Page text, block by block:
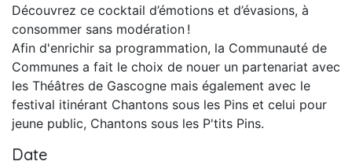
Découvrez ce cocktail d’émotions et d’évasions, à
consommer sans modération !
Afin d'enrichir sa programmation, la Communauté de
Communes a fait le choix de nouer un partenariat avec
les Théâtres de Gascogne mais également avec le
festival itinérant Chantons sous les Pins et celui pour
jeune public, Chantons sous les P'tits Pins.
Date